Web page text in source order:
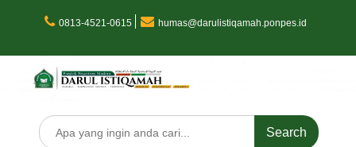
0813-4521-0615 humas@darulistiqamah.ponpes.id
Search
for: